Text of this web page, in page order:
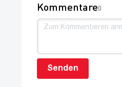
Kommentare0
Senden